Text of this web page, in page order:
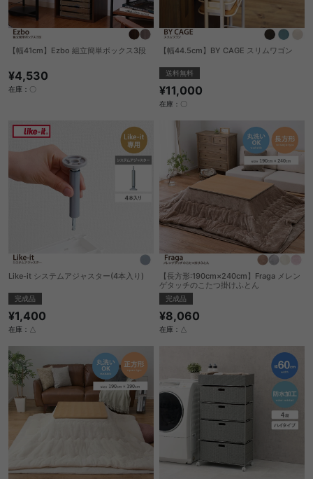
【幅41cm】Ezbo 組立簡単ボックス3段
¥4,530
在庫：〇
【幅44.5cm】BY CAGE スリムワゴン
送料無料
¥11,000
在庫：〇
Like-it システムアジャスター(4本入り)
完成品
¥1,400
在庫：△
【長方形:190cm×240cm】Fraga メレン
ゲタッチのこたつ掛けふとん
完成品
¥8,060
在庫：△